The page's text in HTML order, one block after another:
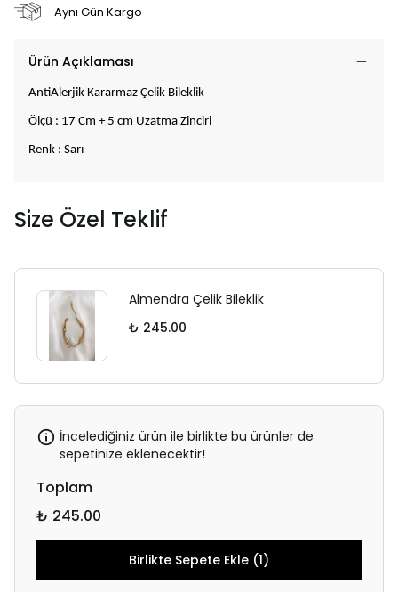
Aynı Gün Kargo
Ürün Açıklaması
AntiAlerjik Kararmaz Çelik Bileklik
Ölçü : 17 Cm + 5 cm Uzatma Zinciri
Renk : Sarı
Size Özel Teklif
Almendra Çelik Bileklik
₺ 245.00
İncelediğiniz ürün ile birlikte bu ürünler de
sepetinize eklenecektir!
Toplam
₺ 245.00
Birlikte Sepete Ekle (1)